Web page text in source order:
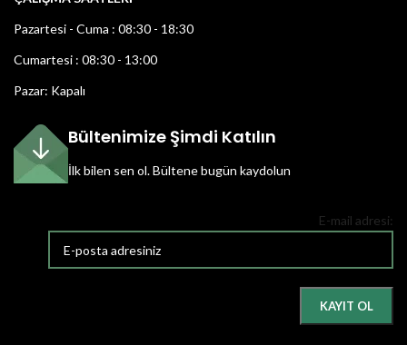
Pazartesi - Cuma : 08:30 - 18:30
Cumartesi : 08:30 - 13:00
Pazar: Kapalı
Bültenimize Şimdi Katılın
İlk bilen sen ol.Bültene bugün kaydolun
E-mail adresi: